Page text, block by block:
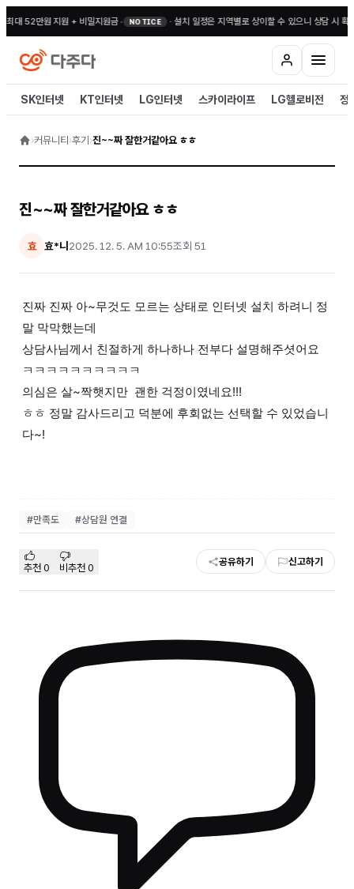
대 52만원 지원 + 비밀지원금• NOTICE · 설치 일정은 지역별로 상이할 수 있으니 상담 시 확
SK인터넷 KT인터넷 LG인터넷 스카이라이프 LG헬로비전 정
›커뮤니티 ›후기 ›진~~짜 잘한거같아요 ㅎㅎ
진~~짜 잘한거같아요 ㅎㅎ
효 효*니 2025. 12. 5. AM 10:55조회 51
진짜 진짜 아~무것도 모르는 상태로 인터넷 설치 하려니 정
말 막막했는데
상담사님께서 친절하게 하나하나 전부다 설명해주셧어요
ㅋㅋㅋㅋㅋㅋㅋㅋㅋㅋ
의심은 살~짝햇지만 괜한 걱정이였네요!!!
ㅎㅎ 정말 감사드리고 덕분에 후회없는 선택할 수 있었습니
다~!
#만족도 #상담원 연결
추천 0 비추천 0 공유하기 신고하기